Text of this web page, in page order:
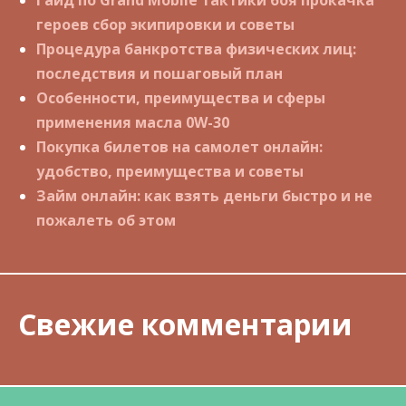
героев сбор экипировки и советы
Процедура банкротства физических лиц:
последствия и пошаговый план
Особенности, преимущества и сферы
применения масла 0W-30
Покупка билетов на самолет онлайн:
удобство, преимущества и советы
Займ онлайн: как взять деньги быстро и не
пожалеть об этом
Свежие комментарии